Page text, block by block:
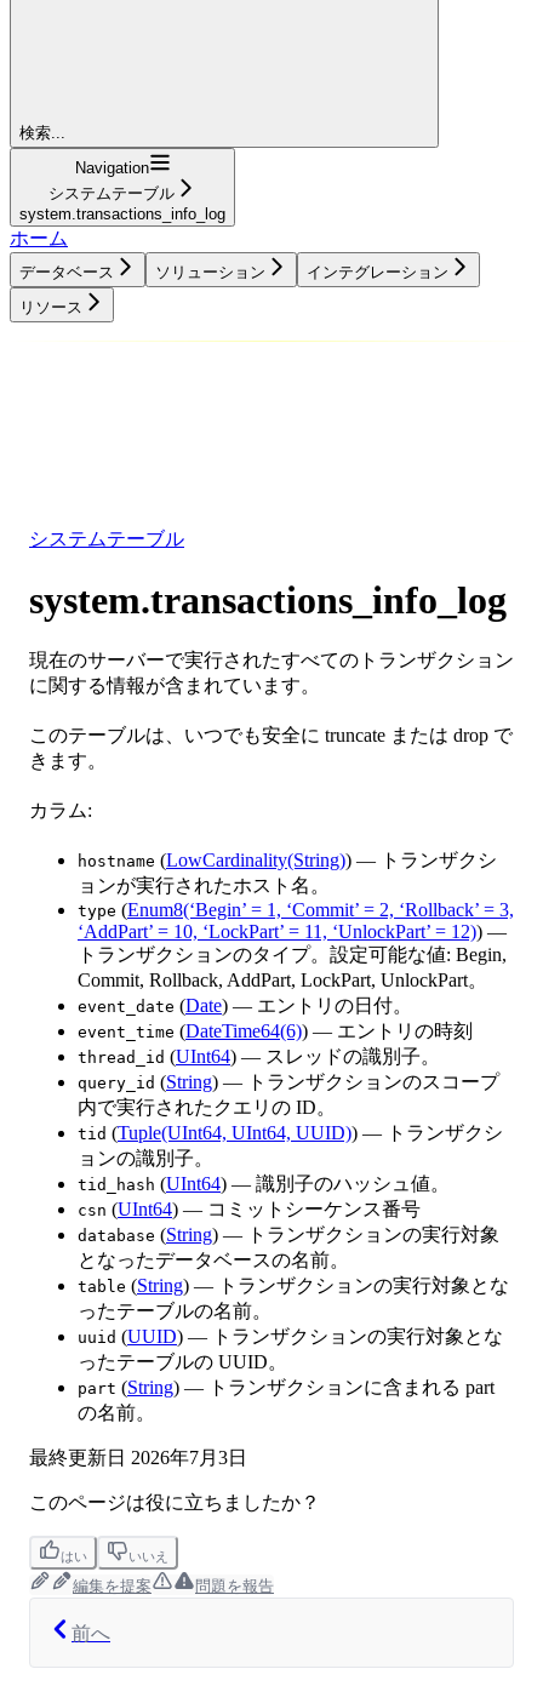
検索...
Navigation
システムテーブル
system.transactions_info_log
ホーム
データベース ソリューション
インテグレーション
リソース
システムテーブル
system.transactions_info_log
現在のサーバーで実行されたすべてのトランザクション
に関する情報が含まれています。
このテーブルは、いつでも安全に truncate または drop で
きます。
カラム:
hostname (LowCardinality(String)) — トランザクシ
ョンが実行されたホスト名。
type (Enum8(‘Begin’ = 1, ‘Commit’ = 2, ‘Rollback’ = 3,
‘AddPart’ = 10, ‘LockPart’ = 11, ‘UnlockPart’ = 12)) —
トランザクションのタイプ。設定可能な値: Begin,
Commit, Rollback, AddPart, LockPart, UnlockPart。
event_date (Date) — エントリの日付。
event_time (DateTime64(6)) — エントリの時刻
thread_id (UInt64) — スレッドの識別子。
query_id (String) — トランザクションのスコープ
内で実行されたクエリの ID。
tid (Tuple(UInt64, UInt64, UUID)) — トランザクシ
ョンの識別子。
tid_hash (UInt64) — 識別子のハッシュ値。
csn (UInt64) — コミットシーケンス番号
database (String) — トランザクションの実行対象
となったデータベースの名前。
table (String) — トランザクションの実行対象とな
ったテーブルの名前。
uuid (UUID) — トランザクションの実行対象とな
ったテーブルの UUID。
part (String) — トランザクションに含まれる part
の名前。
最終更新日 2026年7月3日
このページは役に立ちましたか？
はい いいえ
編集を提案 問題を報告
前へ